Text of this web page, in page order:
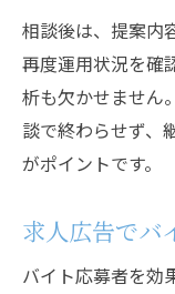
コツ
広告や
相談後は、提案内
再度運用状況を確
析も欠かせません
談で終わらせず、
がポイントです。
求人広告でバ
バイト応募者を効